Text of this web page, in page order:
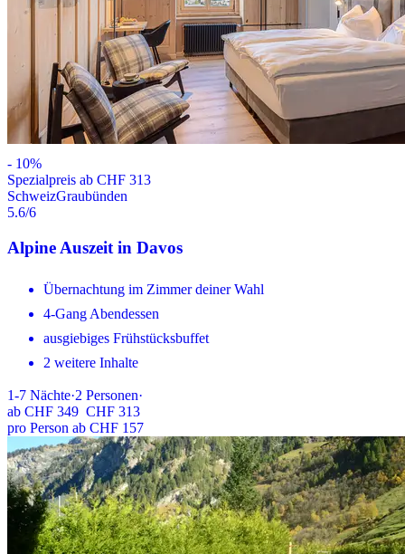
- 10%
Spezialpreis ab CHF 313
SchweizGraubünden
5.6/6
Alpine Auszeit in Davos
Übernachtung im Zimmer deiner Wahl
4-Gang Abendessen
ausgiebiges Frühstücksbuffet
2 weitere Inhalte
1-7 Nächte·2 Personen·
ab CHF 349 CHF 313
pro Person ab CHF 157